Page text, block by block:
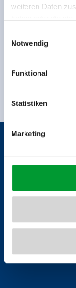
weiteren Daten
Rohr 23// A-6280
Notwendig
Funktional
Statistiken
Marketing
Meld u